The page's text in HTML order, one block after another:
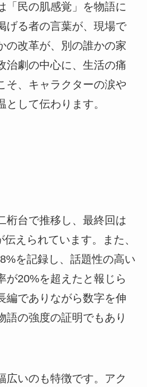
「民の肌感覚」を物語に
げる者の言葉が、現場で
の改革が、別の誰かの家
治劇の中心に、生活の痛
そ、キャラクターの涙や
して伝わります。
桁台で推移し、最終回は
えられています。また、
を記録し、話題性の高い
が20%を超えたと報じら
編でありながら数字を伸
語の強度の証明でもあり
広いのも特徴です。アク